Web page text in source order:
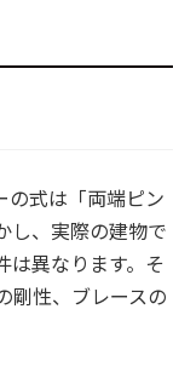
の式は「両端ピン
し、実際の建物で
は異なります。そ
剛性、ブレースの